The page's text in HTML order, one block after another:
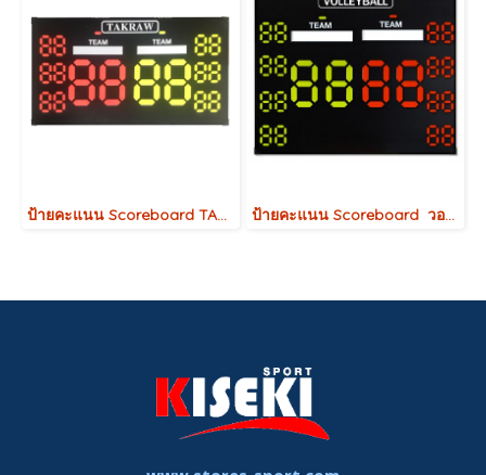
ป้ายคะแนน Scoreboard TAKRAW ป้ายคะแนน Scoreboard วอลเลย์บอล Volleyball